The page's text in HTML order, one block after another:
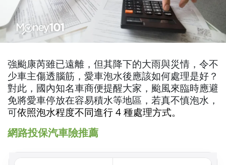
強颱康芮雖已遠離，但其降下的大雨與災情，令不
少車主傷透腦筋，愛車泡水後應該如何處理是好？
對此，國內知名車商便提醒大家，颱風來臨時應避
免將愛車停放在容易積水等地區，若真不慎泡水，
可依照泡水程度不同進行 4 種處理方式。
網路投保汽車險推薦